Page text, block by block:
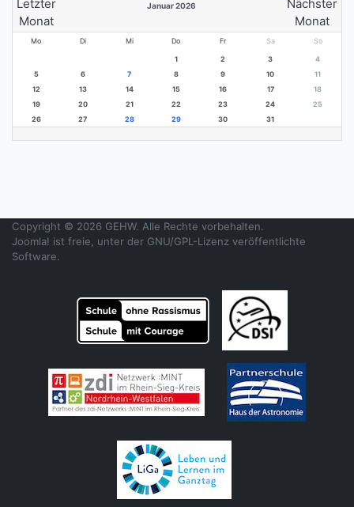
Januar 2026
Mo Di Mi Do Fr Sa So
1 2 3
4
5
6 7 8 9 10
11
12
13 14 15 16 17
18
19
20 21 22 23 24
25
26
27 28 29 30 31
Copyright © 2026 GEHW. Alle Rechte vorbehalten.
Joomla! ist freie, unter der GNU/GPL-Lizenz veröffentlichte
Software.